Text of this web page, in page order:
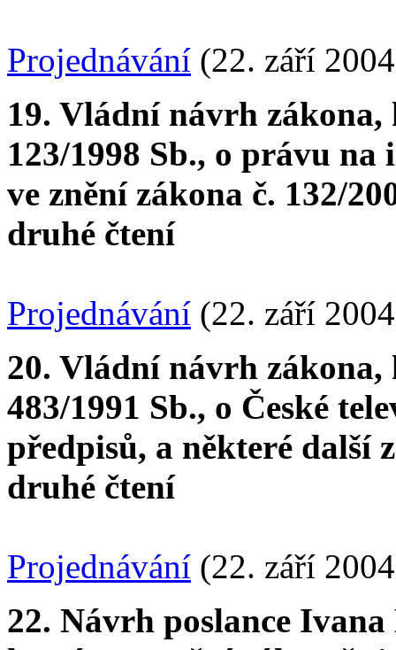
Projednávání (22. září
19. Vládní návrh zákona,
123/1998 Sb., o právu
ve znění zákona č. 132/
druhé čtení
Projednávání (22. září
20. Vládní návrh zákona,
483/1991 Sb., o České
předpisů, a některé další
druhé čtení
Projednávání (22. září
22. Návrh poslance